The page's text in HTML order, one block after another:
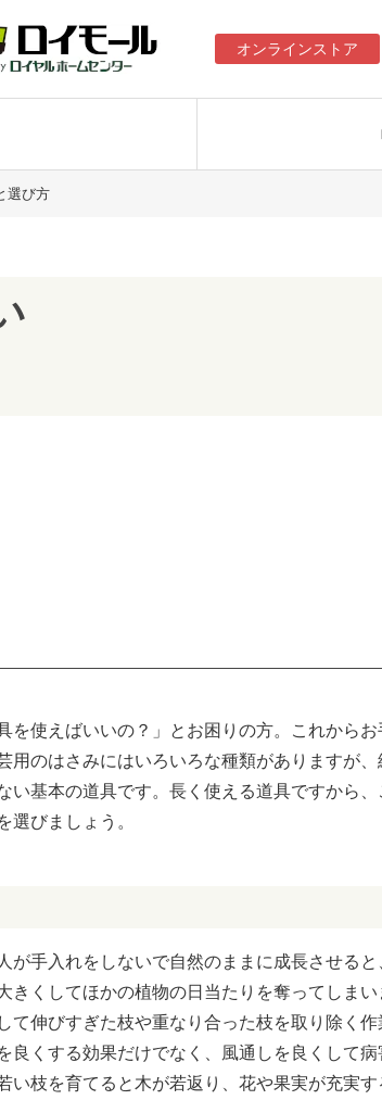
オンラインストア
選び方
使えばいいの？」とお困りの方。これからお
のはさみにはいろいろな種類がありますが、
基本の道具です。長く使える道具ですから、
びましょう。
手入れをしないで自然のままに成長させると
くしてほかの植物の日当たりを奪ってしまい
伸びすぎた枝や重なり合った枝を取り除く
くする効果だけでなく、風通しを良くして病
枝を育てると木が若返り、花や果実が充実す